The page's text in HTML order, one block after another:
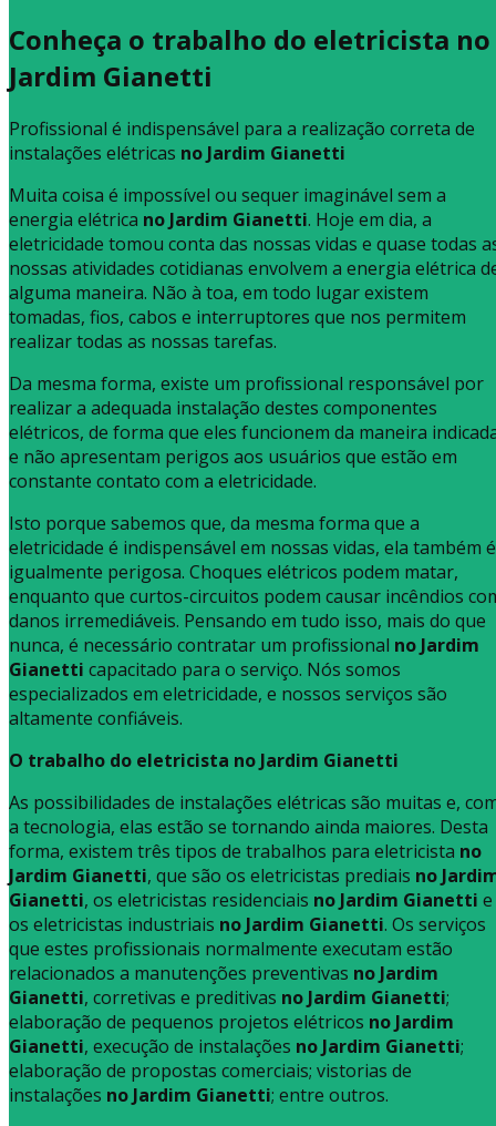
Conheça o trabalho do eletricista no
Jardim Gianetti
Profissional é indispensável para a realização correta de
instalações elétricas no Jardim Gianetti
Muita coisa é impossível ou sequer imaginável sem a
energia elétrica no Jardim Gianetti. Hoje em dia, a
eletricidade tomou conta das nossas vidas e quase todas
nossas atividades cotidianas envolvem a energia elétrica
alguma maneira. Não à toa, em todo lugar existem
tomadas, fios, cabos e interruptores que nos permitem
realizar todas as nossas tarefas.
Da mesma forma, existe um profissional responsável por
realizar a adequada instalação destes componentes
elétricos, de forma que eles funcionem da maneira
e não apresentam perigos aos usuários que estão em
constante contato com a eletricidade.
Isto porque sabemos que, da mesma forma que a
eletricidade é indispensável em nossas vidas, ela também é
igualmente perigosa. Choques elétricos podem matar,
enquanto que curtos-circuitos podem causar incêndios
danos irremediáveis. Pensando em tudo isso, mais do que
nunca, é necessário contratar um profissional no Jardim
Gianetti capacitado para o serviço. Nós somos
especializados em eletricidade, e nossos serviços são
altamente confiáveis.
O trabalho do eletricista no Jardim Gianetti
As possibilidades de instalações elétricas são muitas e,
a tecnologia, elas estão se tornando ainda maiores. Desta
forma, existem três tipos de trabalhos para eletricista no
Jardim Gianetti, que são os eletricistas prediais no
Gianetti, os eletricistas residenciais no Jardim Gianetti e
os eletricistas industriais no Jardim Gianetti. Os serviços
que estes profissionais normalmente executam estão
relacionados a manutenções preventivas no Jardim
Gianetti, corretivas e preditivas no Jardim Gianetti;
elaboração de pequenos projetos elétricos no Jardim
Gianetti, execução de instalações no Jardim Gianetti;
elaboração de propostas comerciais; vistorias de
instalações no Jardim Gianetti; entre outros.